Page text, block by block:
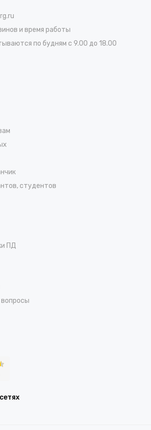
и время работы
по будням с 9.00 до 18.00
студентов
ПД